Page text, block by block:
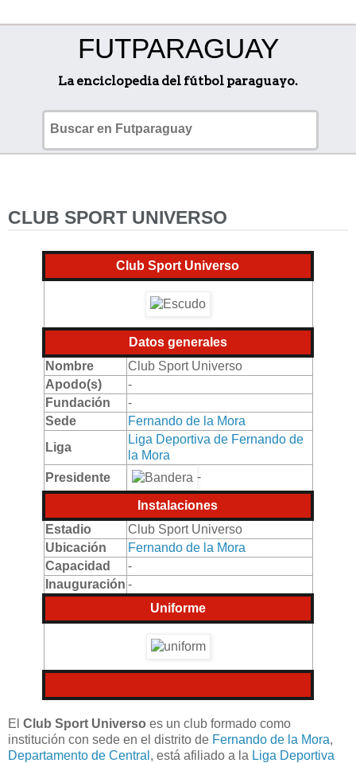
FUTPARAGUAY
La enciclopedia del fútbol paraguayo.
CLUB SPORT UNIVERSO
Club Sport Universo
Datos generales
Nombre
Club Sport Universo
Apodo(s)
-
Fundación
-
Sede
Fernando de la Mora
Liga
Liga Deportiva de Fernando de
la Mora
Presidente
-
Instalaciones
Estadio
Club Sport Universo
Ubicación
Fernando de la Mora
Capacidad
-
Inauguración -
Uniforme
El Club Sport Universo es un club formado como
institución con sede en el distrito de Fernando de la Mora,
Departamento de Central , está afiliado a la Liga Deportiva